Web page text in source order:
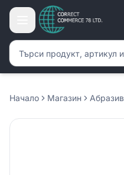
Търсене на продукти
Начало Магазин Абразив